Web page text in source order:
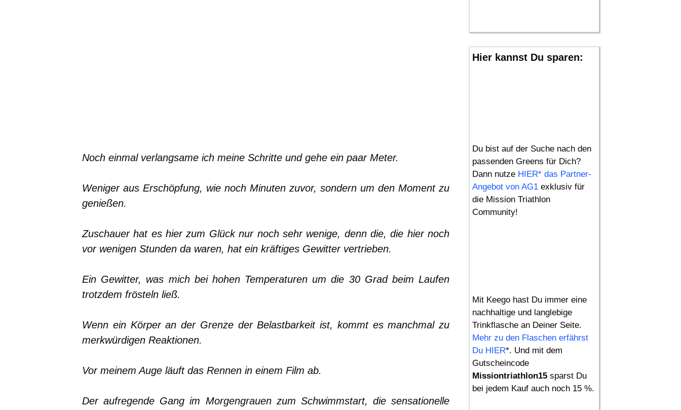
Noch einmal verlangsame ich meine Schritte und gehe ein paar Meter.
Weniger aus Erschöpfung, wie noch Minuten zuvor, sondern um den Moment zu
genießen.
Zuschauer hat es hier zum Glück nur noch sehr wenige, denn die, die hier noch
vor wenigen Stunden da waren, hat ein kräftiges Gewitter vertrieben.
Ein Gewitter, was mich bei hohen Temperaturen um die 30 Grad beim Laufen
trotzdem frösteln ließ.
Wenn ein Körper an der Grenze der Belastbarkeit ist, kommt es manchmal zu
merkwürdigen Reaktionen.
Vor meinem Auge läuft das Rennen in einem Film ab.
Der aufregende Gang im Morgengrauen zum Schwimmstart, die sensationelle
Hier kannst Du sparen:
Du bist auf der Suche nach den
passenden Greens für Dich?
Dann nutze HIER* das Partner-
Angebot von AG1 exklusiv für
die Mission Triathlon
Community!
Mit Keego hast Du immer eine
nachhaltige und langlebige
Trinkflasche an Deiner Seite.
Mehr zu den Flaschen erfährst
Du HIER*. Und mit dem
Gutscheincode
Missiontriathlon15 sparst Du
bei jedem Kauf auch noch 15 %.